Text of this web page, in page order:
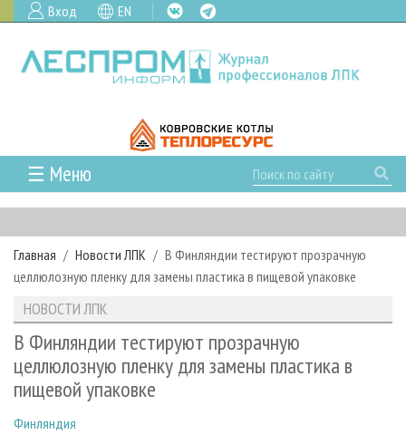
Вход EN
☰ Меню
ГЛАВНАЯ
РУБРИКИ И ТЕМЫ
РУБРИКИ ЖУРНАЛА
ЛЕСОЗАГОТОВКА
ЛЕСОПИЛЕНИЕ
ДЕРЕВООБРАБОТКА
СУШКА ДРЕВЕСИНЫ
НОВОСТИ
НОВОСТИ ЛПК
НОВОСТИ ЖУРНАЛА
НОВОСТИ КОМПАНИЙ
ПРОЕКТЫ ЛПИ
АНАЛИТИКА
ПРЕДПРИЯТИЯ ЛПК
ЛЕСНЫЕ РЕГИОНЫ РОССИИ
ПЕРСОНЫ
АРХИВ
АРХИВ ЖУРНАЛОВ
СТАТЬИ
О ЖУРНАЛЕ
ПОДПИСКА
КОНТАКТЫ
РЕКЛАМОДАТЕЛЯМ
РЕКЛАМА
Главная Новости ЛПК
В Финляндии тестируют прозрачную
целлюлозную пленку для замены пластика в пищевой упаковке
НОВОСТИ ЛПК
В Финляндии тестируют прозрачную
целлюлозную пленку для замены пластика в
пищевой упаковке
Финляндия